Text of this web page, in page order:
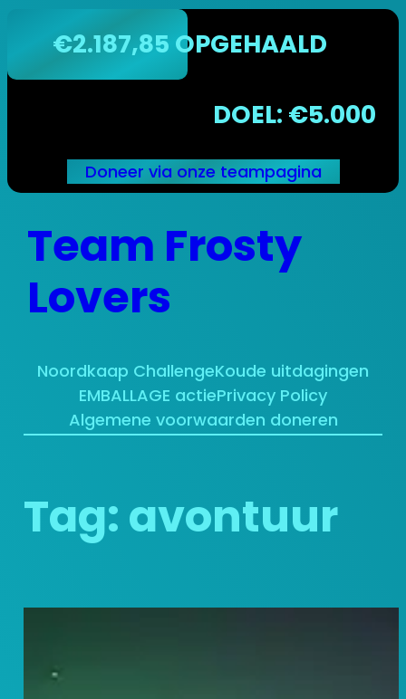
€2.187,85 OPGEHAALD
DOEL: €5.000
Doneer via onze teampagina
naar
inhoud
Team Frosty
Lovers
Noordkaap ChallengeKoude uitdagingen
EMBALLAGE actiePrivacy Policy
Algemene voorwaarden doneren
Tag:avontuur